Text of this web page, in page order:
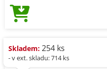
Skladem: 254 ks
- v ext. skladu: 714 ks